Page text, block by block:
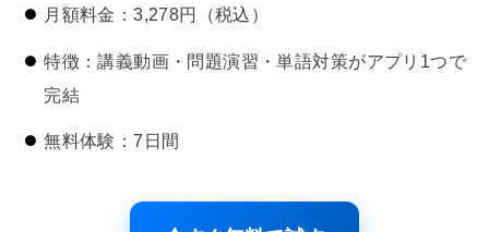
月額料金：3,278円（税込）
特徴：講義動画・問題演習・単語対策がアプリ1つで
完結
無料体験：7日間